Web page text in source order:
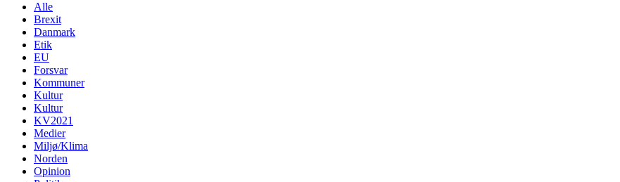
Alle
Brexit
Danmark
Etik
EU
Forsvar
Kommuner
Kultur
Kultur
KV2021
Medier
Miljø/Klima
Norden
Opinion